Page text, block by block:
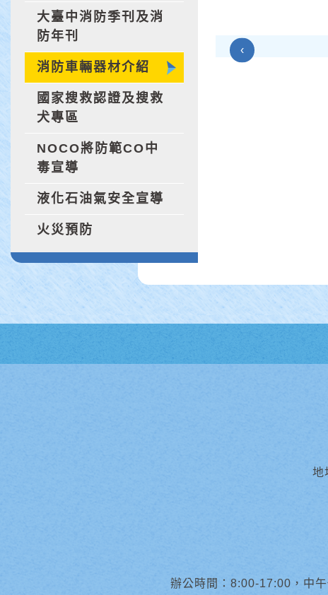
大臺中消防季刊及消
防年刊
消防車輛器材介紹
國家搜救認證及搜救
犬專區
NOCO將防範CO中
毒宣導
液化石油氣安全宣導
火災預防
‹
地
辦公時間：8:00-17:00，中